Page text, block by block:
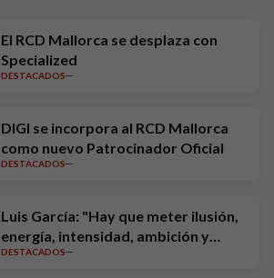
El RCD Mallorca se desplaza con
Specialized
DESTACADOS
DIGI se incorpora al RCD Mallorca
como nuevo Patrocinador Oficial
DESTACADOS
Luis García: "Hay que meter ilusión,
energía, intensidad, ambición y
exigencia"
DESTACADOS